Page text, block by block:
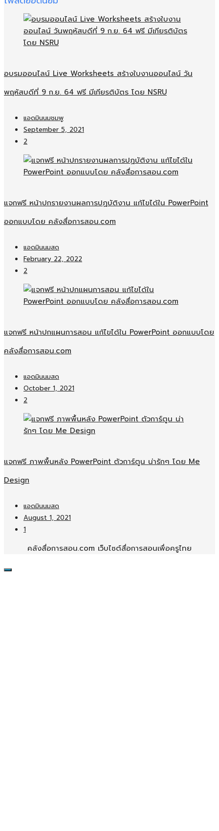
อบรมออนไลน์​ Live Worksheets สร้างใบงานออนไลน์​ วัน
พฤหัสบดีที่ 9 ก.ย. 64 ฟรี มีเกียรติบัตร โดย NSRU
แอดมินนมชมพู
September 5, 2021
2
แจกฟรี หน้าปกรายงานผลการปฏบัติงาน แก้ไขได้ใน PowerPoint
ออกแบบโดย คลังสื่อการสอน.com
แอดมินนมสด
February 22, 2022
2
แจกฟรี หน้าปกแผนการสอน แก้ไขได้ใน PowerPoint ออกแบบโดย
คลังสื่อการสอน.com
แอดมินนมสด
October 1, 2021
2
แจกฟรี ภาพพื้นหลัง PowerPoint ตัวการ์ตูน น่ารักๆ โดย Me
Design
แอดมินนมสด
August 1, 2021
1
คลังสื่อการสอน.com เว็บไซต์สื่อการสอนเพื่อครูไทย